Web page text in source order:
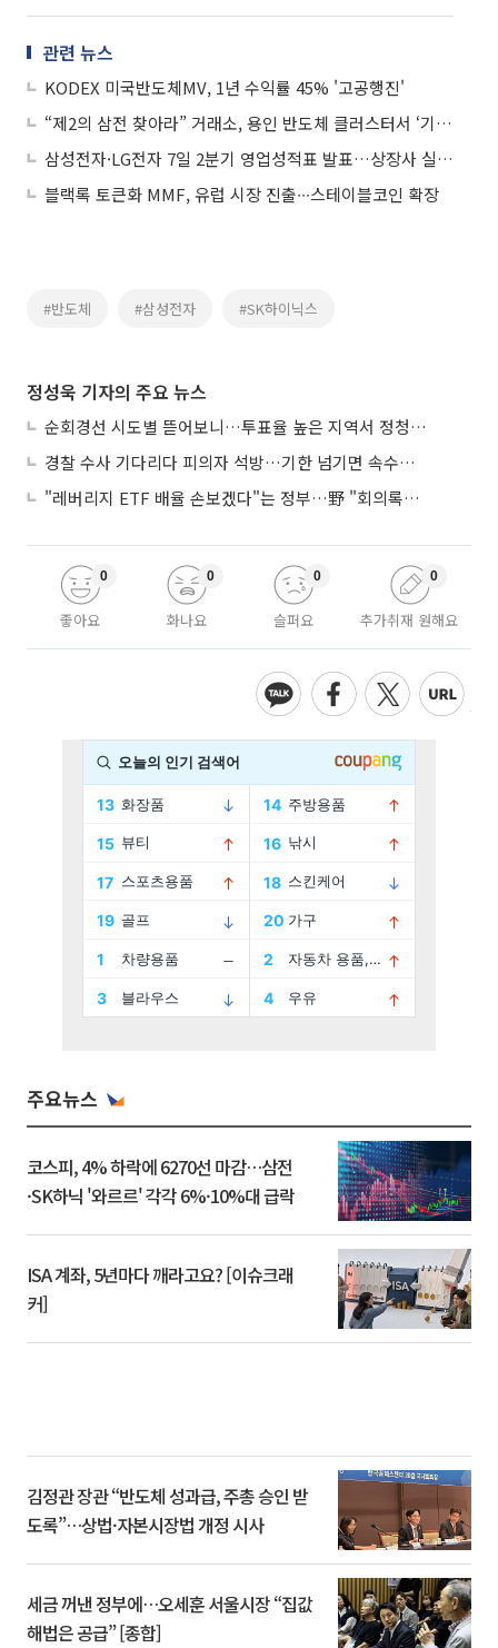
관련 뉴스
KODEX 미국반도체MV, 1년 수익률 45% '고공행진'
“제2의 삼전 찾아라” 거래소, 용인 반도체 클러스터서 ‘기술특례 로드쇼’ 개최
삼성전자·LG전자 7일 2분기 영업성적표 발표…상장사 실적 ‘지옥문’ 열리나
블랙록 토큰화 MMF, 유럽 시장 진출∙∙∙스테이블코인 확장
#반도체 #삼성전자 #SK하이닉스
정성욱 기자의 주요 뉴스
순회경선 시도별 뜯어보니…투표율 높은 지역서 정청래 강세
경찰 수사 기다리다 피의자 석방…기한 넘기면 속수무책
"레버리지 ETF 배율 손보겠다"는 정부…野 "회의록부터 내놔야"
좋아요
0
화나요
0
슬퍼요
0
추가취재 원해요
0
주요뉴스
코스피, 4% 하락에 6270선 마감…삼전
·SK하닉 '와르르' 각각 6%·10%대 급락
ISA 계좌, 5년마다 깨라고요? [이슈크래
커]
김정관 장관 “반도체 성과급, 주총 승인 받
도록”…상법·자본시장법 개정 시사
세금 꺼낸 정부에…오세훈 서울시장 “집값
해법은 공급” [종합]